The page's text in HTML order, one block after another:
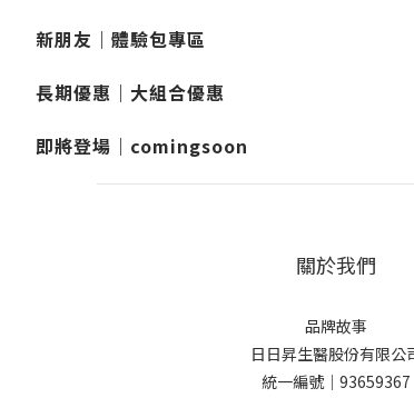
新朋友｜體驗包專區
長期優惠｜大組合優惠
即將登場｜comingsoon
關於我們
品牌故事
日日昇生醫股份有限公
統一編號｜93659367